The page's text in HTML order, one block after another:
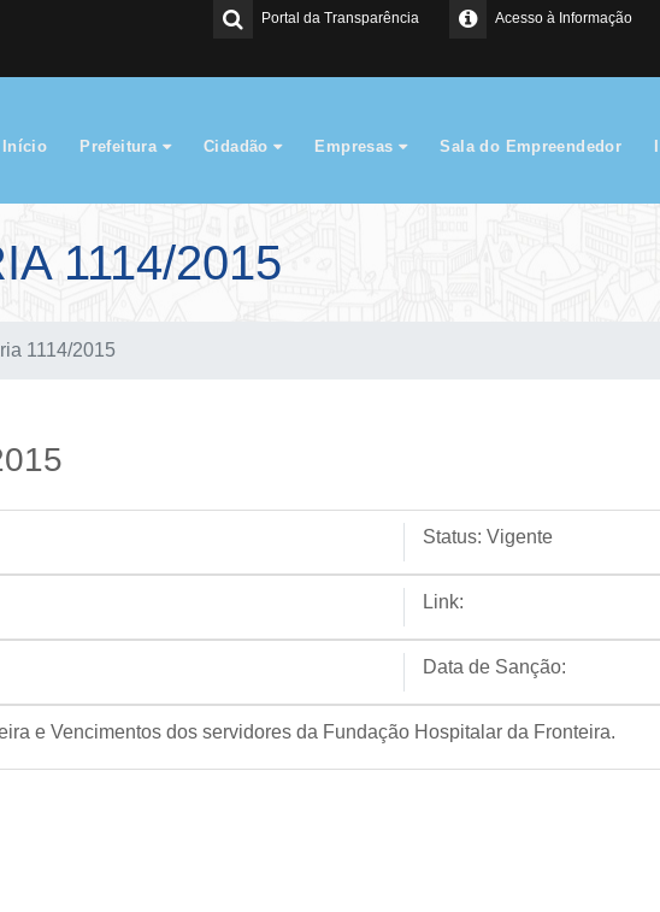
Acesso à Informação
Portal da Transparência
Início Prefeitura Cidadão Empresas Sala do Empreendedor
1114/2015
1114/2015
Status: Vigente
Link:
Data de Sanção:
e Vencimentos dos servidores da Fundação Hospitalar da Fronteira.